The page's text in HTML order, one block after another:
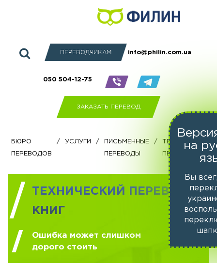
ПЕРЕВОДЧИКАМ info@philin.com.ua
050 504-12-75
ЗАКАЗАТЬ ПЕРЕВОД
бюро
переводов
/ Услуги /
Письменные
переводы
/
Технический
перевод
ТЕХНИЧЕСКИЙ ПЕРЕВОД
КНИГ
Ошибка может слишком
дорого стоить
на
Вы